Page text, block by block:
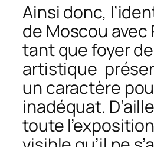
Ainsi donc,
de Moscou avec
tant que foyer
artistique
un caractère
inadéquat.
toute